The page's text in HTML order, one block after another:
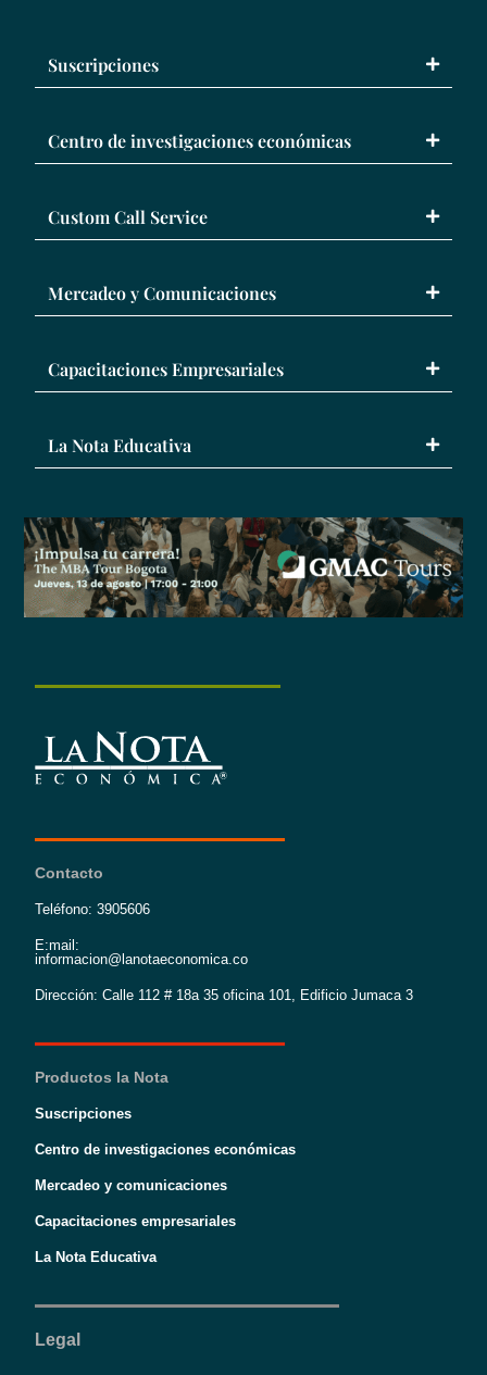
Suscripciones
Centro de investigaciones económicas
Custom Call Service
Mercadeo y Comunicaciones
Capacitaciones Empresariales
La Nota Educativa
Contacto
Teléfono: 3905606
E:mail:
informacion@lanotaeconomica.co
Dirección: Calle 112 # 18a 35 oficina 101, Edificio Jumaca 3
Productos la Nota
Suscripciones
Centro de investigaciones económicas
Mercadeo y comunicaciones
Capacitaciones empresariales
La Nota Educativa
Legal